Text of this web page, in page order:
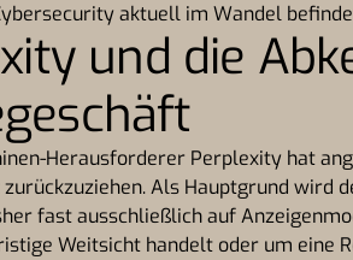
aktuell im Wandel
und die
Herausforderer Perplexity hat
Als Hauptgrund wird
fast ausschließlich auf
Weitsicht handelt oder um eine